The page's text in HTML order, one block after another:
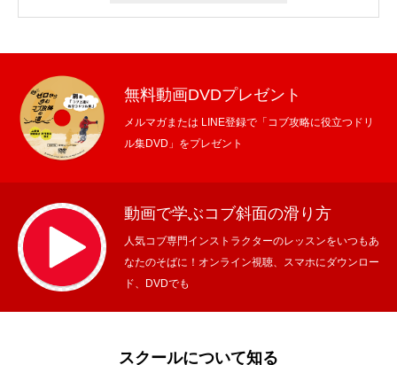
無料動画DVDプレゼント
メルマガまたは LINE登録で「コブ攻略に役立つドリ
ル集DVD」をプレゼント
動画で学ぶコブ斜面の滑り方
人気コブ専門インストラクターのレッスンをいつもあ
なたのそばに！オンライン視聴、スマホにダウンロー
ド、DVDでも
スクールについて知る